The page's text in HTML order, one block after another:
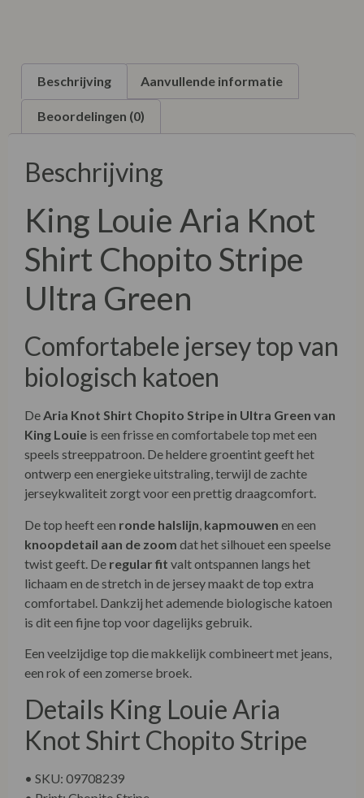
Beschrijving Aanvullende informatie
Beoordelingen (0)
Beschrijving
King Louie Aria Knot
Shirt Chopito Stripe
Ultra Green
Comfortabele jersey top van
biologisch katoen
DeAria Knot Shirt Chopito Stripe in Ultra Green van
King Louie is een frisse en comfortabele top met een
speels streeppatroon. De heldere groentint geeft het
ontwerp een energieke uitstraling, terwijl de zachte
jerseykwaliteit zorgt voor een prettig draagcomfort.
De top heeft een ronde halslijn kapmouwen en een
knoopdetail aan de zoom dat het silhouet een speelse
twist geeft. De regular fit valt ontspannen langs het
lichaam en de stretch in de jersey maakt de top extra
comfortabel. Dankzij het ademende biologische katoen
is dit een fijne top voor dagelijks gebruik.
Een veelzijdige top die makkelijk combineert met jeans,
een rok of een zomerse broek.
Details King Louie Aria
Knot Shirt Chopito Stripe
• SKU: 09708239